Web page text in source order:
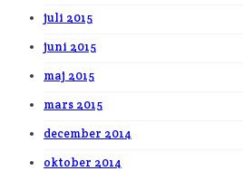
juli 2015
juni 2015
maj 2015
mars 2015
december 2014
oktober 2014